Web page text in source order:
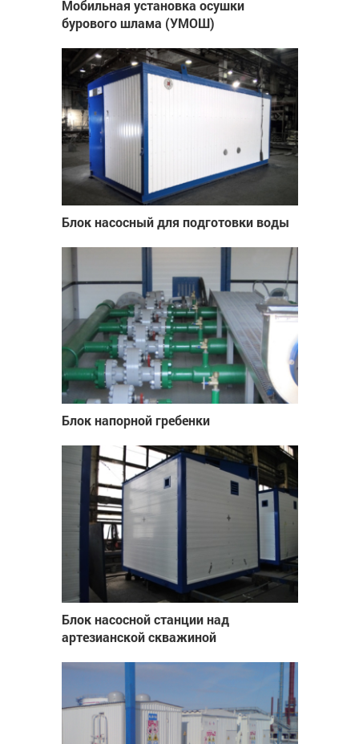
Мобильная установка осушки
бурового шлама (УМОШ)
Блок насосный для подготовки воды
Блок напорной гребенки
Блок насосной станции над
артезианской скважиной